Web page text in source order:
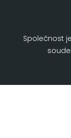
Společnost